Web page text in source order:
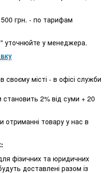
500 грн. - по тарифам
уточнюйте у менеджера.
місті - в офісі служби
становить 2% від суми + 20
товару у нас в
фізичних та юридичних
доставлені разом із